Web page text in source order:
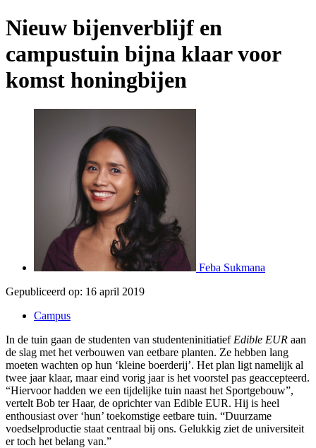
Nieuw bijenverblijf en
campustuin bijna klaar voor
komst honingbijen
Feba Sukmana
Gepubliceerd op: 16 april 2019
Campus
In de tuin gaan de studenten van studenteninitiatief Edible EUR aan
de slag met het verbouwen van eetbare planten. Ze hebben lang
moeten wachten op hun ‘kleine boerderij’. Het plan ligt namelijk al
twee jaar klaar, maar eind vorig jaar is het voorstel pas geaccepteerd.
“Hiervoor hadden we een tijdelijke tuin naast het Sportgebouw”,
vertelt Bob ter Haar, de oprichter van Edible EUR. Hij is heel
enthousiast over ‘hun’ toekomstige eetbare tuin. “Duurzame
voedselproductie staat centraal bij ons. Gelukkig ziet de universiteit
er toch het belang van.”